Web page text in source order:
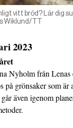
vitt bröd? Lär dig
Wiklund/TT
2023
Nyholm från Lenas
på grönsaker som är
även igenom